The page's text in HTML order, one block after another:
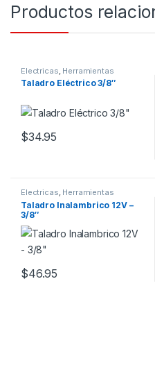
Productos
Electricas Herramientas
Taladro Eléctrico 3/8″
$34.95
Electricas, Herramientas
Taladro Inalambrico 12V –
3/8″
$46.95